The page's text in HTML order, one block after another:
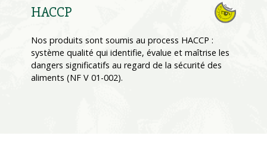
HACCP
Nos produits sont soumis au process HACCP :
système qualité qui identifie, évalue et maîtrise les
dangers significatifs au regard de la sécurité des
aliments (NF V 01-002).